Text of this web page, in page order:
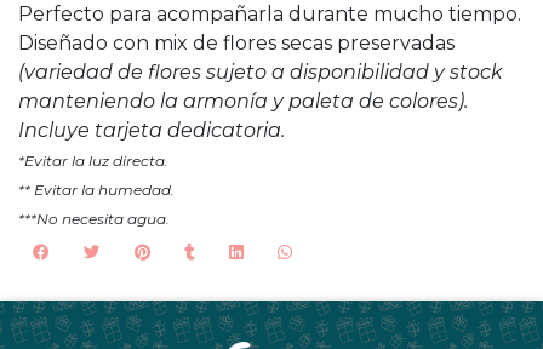
Perfecto para acompañarla durante mucho tiempo.
Diseñado con mix de flores secas preservadas
(variedad de flores sujeto a disponibilidad y stock
manteniendo la armonía y paleta de colores).
Incluye tarjeta dedicatoria.
*Evitar la luz directa.
** Evitar la humedad.
***No necesita agua.